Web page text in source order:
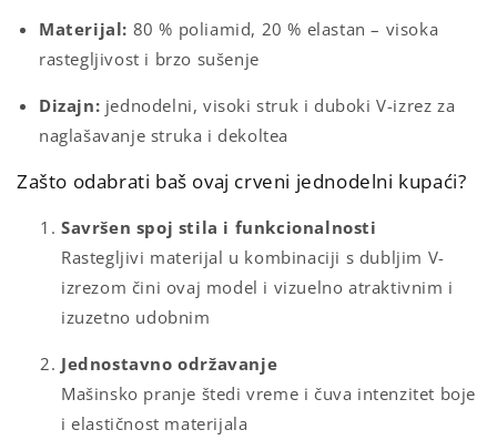
Materijal: 80 % poliamid, 20 % elastan – visoka
rastegljivost i brzo sušenje
Dizajn: jednodelni, visoki struk i duboki V-izrez za
naglašavanje struka i dekoltea
Zašto odabrati baš ovaj crveni jednodelni kupaći?
Savršen spoj stila i funkcionalnosti
Rastegljivi materijal u kombinaciji s dubljim V-
izrezom čini ovaj model i vizuelnoatraktivnim i
izuzetno udobnim
Jednostavnoodržavanje
Mašinsko pranje štedivreme ičuva intenzitet boje
ielastičnost materijala